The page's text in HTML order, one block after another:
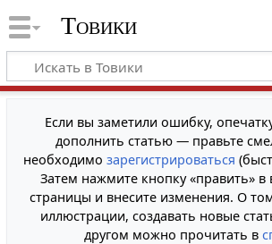
Товики
Если вы заметили ошибку,
дополнить статью — правьте
необходимо зарегистрироваться
Затем нажмите кнопку «править» в
страницы и внесите изменения. О
иллюстрации, создавать новые
другом можно прочитать в